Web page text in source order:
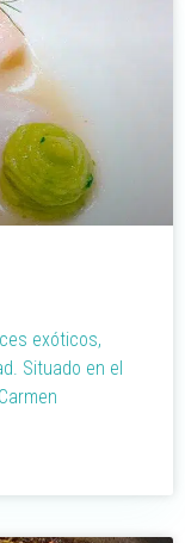
exóticos,
Situado en el